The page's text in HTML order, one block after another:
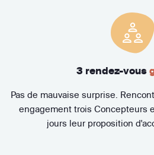
3 rendez-vous
Pas de mauvaise surprise.
engagement trois Concepteurs
jours leur proposition